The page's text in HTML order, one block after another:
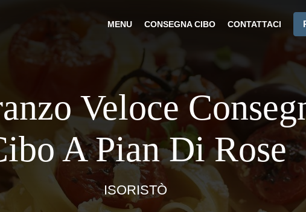
MENU CONSEGNA CIBO CONTATTACI
Veloce
A Pian Di Rose
ISORISTÒ